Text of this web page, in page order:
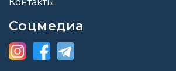
Контакты
Соцмедиа